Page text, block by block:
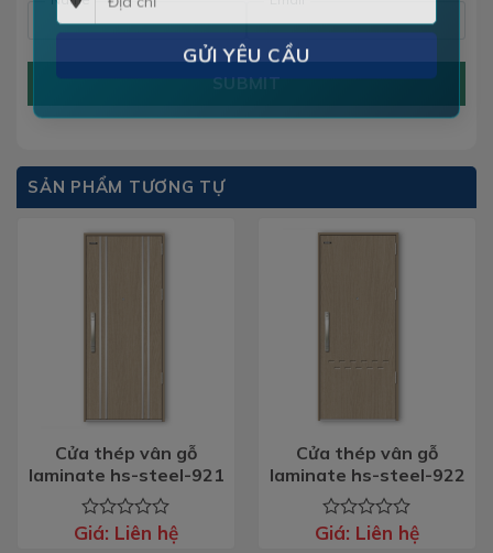
SUBMIT
SẢN PHẨM TƯƠNG TỰ
Cửa thép vân gỗ
laminate hs-steel-921
Được
Giá: Liên hệ
Cửa thép vân gỗ
laminate hs-steel-922
Được
Giá: Liên hệ